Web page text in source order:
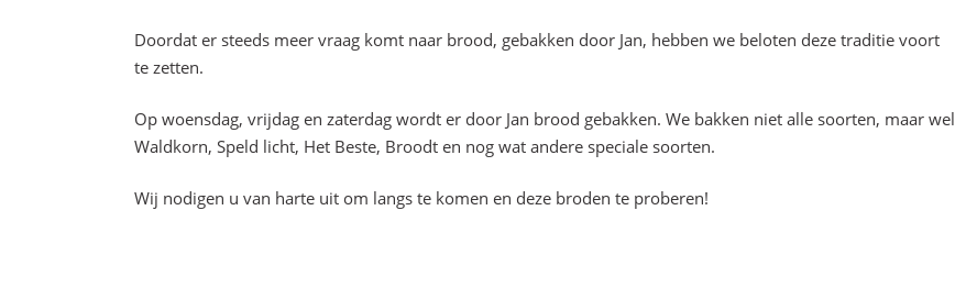
Doordat er steeds meer vraag komt naar brood, gebakken door Jan, hebben we beloten deze traditie voort
te zetten.
Op woensdag, vrijdag en zaterdag wordt er door Jan brood gebakken. We bakken niet alle soorten, maar wel
Waldkorn, Speld licht, Het Beste, Broodt en nog wat andere speciale soorten.
Wij nodigen u van harte uit om langs te komen en deze broden te proberen!